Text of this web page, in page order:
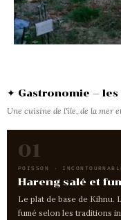
✦ Gastronomie —
Une cuisine de l'île, de la mer
01
POISSON ·
Hareng salé et
Le plat de base de Kihnu.
fumé selon les traditions